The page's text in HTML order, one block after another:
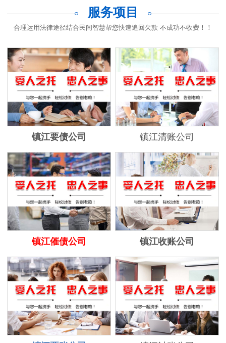
服务项目
合理运用法律途径结合民间智慧帮您快速追回欠款 不成功不收费！！
镇江要债公司 镇江清账公司
镇江催债公司 镇江收账公司